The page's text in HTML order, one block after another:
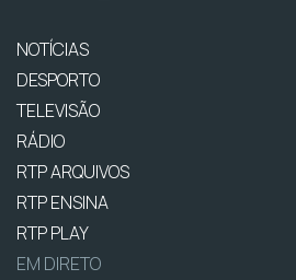
NOTÍCIAS
DESPORTO
TELEVISÃO
RÁDIO
RTP ARQUIVOS
RTP ENSINA
RTP PLAY
EM DIRETO